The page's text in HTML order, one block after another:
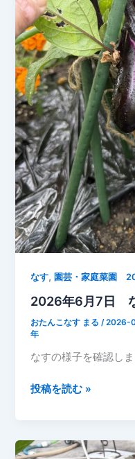
の
花
と
バ
ジ
ル
の
成
長
記
録
なす,園芸・家庭菜園
2026年6月7日
おたんこなす まる/2026-
年
なすの様子を確認し
2026
月
7
投稿を読む »